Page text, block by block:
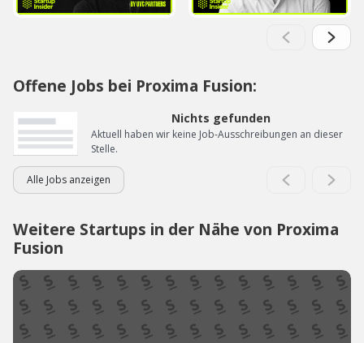
Offene Jobs bei Proxima Fusion:
Nichts gefunden
Aktuell haben wir keine Job-Ausschreibungen an dieser
Stelle.
Alle Jobs anzeigen
Weitere Startups in der Nähe von Proxima
Fusion